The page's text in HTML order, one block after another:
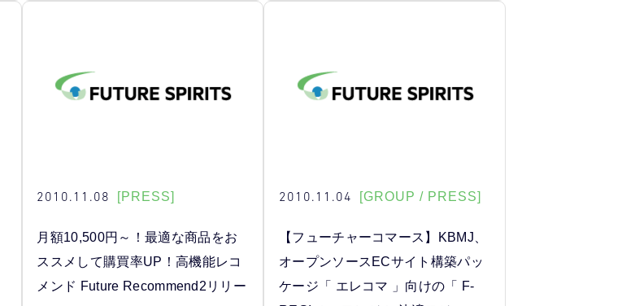
2010.11.08 [PRESS]
月額10,500円～！最適な商品をお
ススメして購買率UP！高機能レコ
メンド Future Recommend2リリー
2010.11.04 [GROUP / PRESS]
【フューチャーコマース】KBMJ、
オープンソースECサイト構築パッ
ケージ「 エレコマ 」向けの「 F-